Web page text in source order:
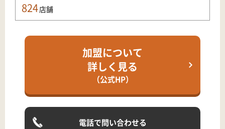
824店舗
加盟について
詳しく見る
（公式HP）
電話で問い合わせる